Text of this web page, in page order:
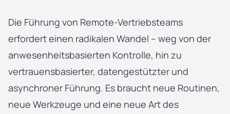
Die Führung von Remote-Vertriebsteams
erfordert einen radikalen Wandel – weg von der
anwesenheitsbasierten Kontrolle, hin zu
vertrauensbasierter, datengestützter und
asynchroner Führung. Es braucht neue Routinen,
neue Werkzeuge und eine neue Art des